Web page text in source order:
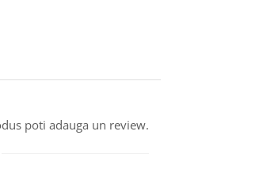
poti adauga un review.